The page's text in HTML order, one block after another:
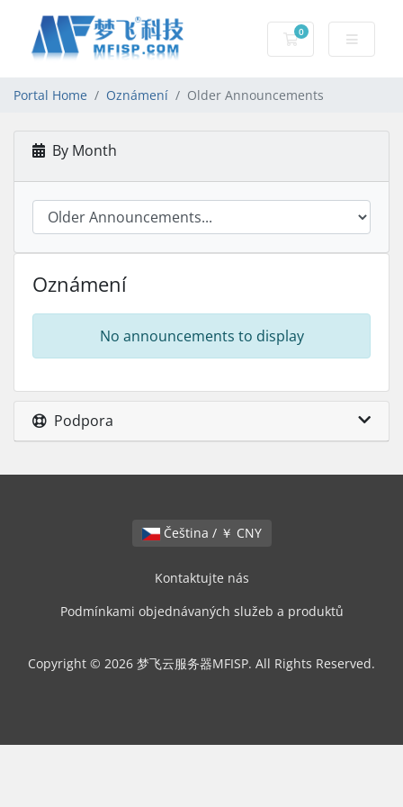
0
Nákupní Košík
Portal Home Oznámení Older Announcements
By Month
Oznámení
No announcements to display
Podpora
Čeština / ￥ CNY
Kontaktujte nás
Podmínkami objednávaných služeb a produktů
Copyright © 2026 梦飞云服务器MFISP. All Rights Reserved.